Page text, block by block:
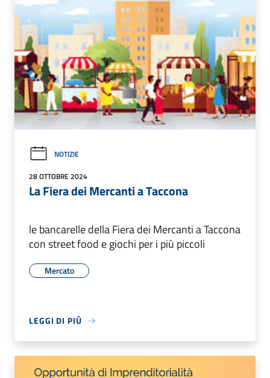
NOTIZIE
28 OTTOBRE 2024
La Fiera dei Mercanti a Taccona
le bancarelle della Fiera dei Mercanti a Taccona
con street food e giochi per i più piccoli
Mercato
LEGGI DI PIÙ